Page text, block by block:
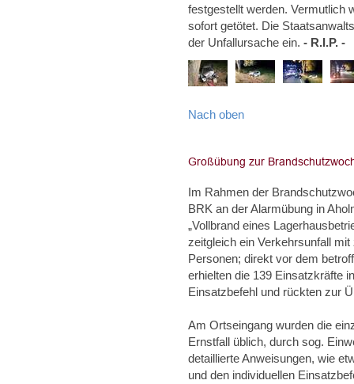
festgestellt werden. Vermutlich
sofort getötet. Die
der Unfallursache ein. - R.I.P. -
Nach oben
Im Rahmen der
BRK an der Alarmübung in
„Vollbrand eines
zeitgleich ein Verkehrsunfall
Personen; direkt vor dem
erhielten die 139 Einsatzkräfte
Einsatzbefehl und rückten zur
Am Ortseingang wurden die
Ernstfall üblich, durch sog.
detaillierte Anweisungen, wie
und den individuellen